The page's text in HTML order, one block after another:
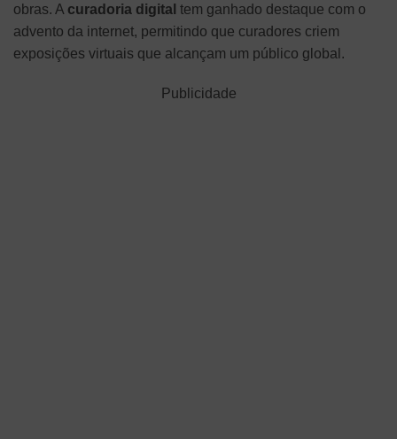
obras. A curadoria digital tem ganhado destaque com o
advento da internet, permitindo que curadores criem
exposições virtuais que alcançam um público global.
Publicidade